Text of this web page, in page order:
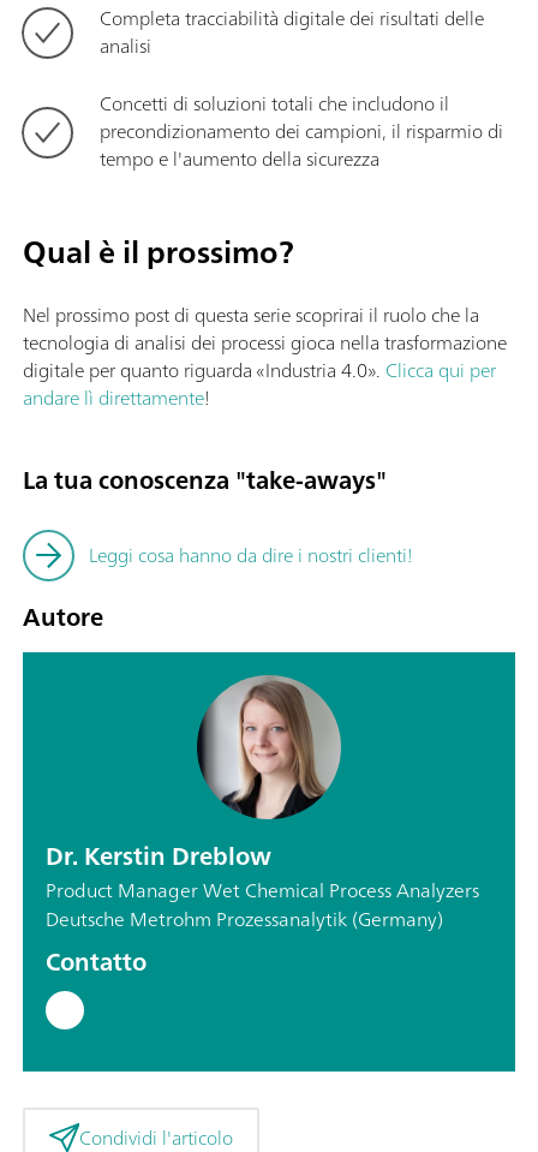
Completa tracciabilità digitale dei risultati delle
analisi
Concetti di soluzioni totali che includono il
precondizionamento dei campioni, il risparmio di
tempo e l'aumento della sicurezza
Qual è il prossimo?
Nel prossimo post di questa serie scoprirai il ruolo che la
tecnologia di analisi dei processi gioca nella trasformazione
digitale per quanto riguarda «Industria 4.0». Clicca qui per
andare lì direttamente!
La tua conoscenza "take-aways"
Leggi cosa hanno da dire i nostri clienti!
Autore
Dr. Kerstin Dreblow
Product Manager Wet Chemical Process Analyzers
Deutsche Metrohm Prozessanalytik (Germany)
Contatto
Condividi l'articolo